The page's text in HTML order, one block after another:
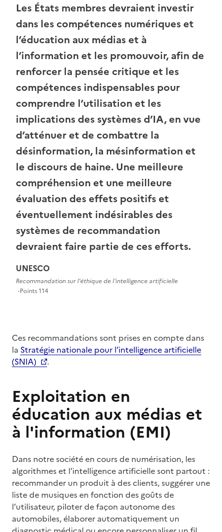
Les États membres devraient investir
dans les compétences numériques et
l’éducation aux médias et à
l’information et les promouvoir, afin de
renforcer la pensée critique et les
compétences indispensables pour
comprendre l’utilisation et les
implications des systèmes d’IA, en vue
d’atténuer et de combattre la
désinformation, la mésinformation et
le discours de haine. Une meilleure
compréhension et une meilleure
évaluation des effets positifs et
éventuellement indésirables des
systèmes de recommandation
devraient faire partie de ces efforts.
UNESCO
Recommandation sur l'éthique de l'intelligence artificielle
Points 114
Ces recommandations sont prises en compte dans
la Stratégie nationale pour l’intelligence artificielle
(SNIA)
.
Exploitation en
éducation aux médias et
à l'information (EMI)
Dans notre société en cours de numérisation, les
algorithmes et l’intelligence artificielle sont partout :
recommander un produit à des clients, suggérer une
liste de musiques en fonction des goûts de
l’utilisateur, piloter de façon autonome des
automobiles, élaborer automatiquement un